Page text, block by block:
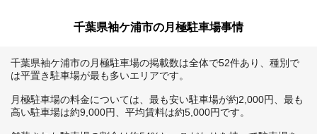
千葉県袖ケ浦市の月極駐車場事情
千葉県袖ケ浦市の月極駐車場の掲載数は全体で52件あり、種別で
は平置き駐車場が最も多いエリアです。
月極駐車場の料金については、最も安い駐車場が約2,000円、最も
高い駐車場は約9,000円、平均賃料は約5,000円です。